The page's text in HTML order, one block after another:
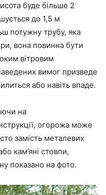
буде більше 2
до 1,5 м
потужну трубу, яка
вона повинна бути
вітровим
вимог призведе
або навіть впаде.
на
огорожа може
замість металевих
кам’яні стовпи,
показано на фото.